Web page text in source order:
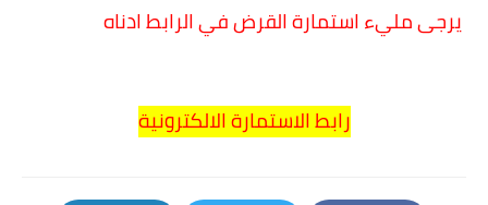
يرجى مليء استمارة القرض في الرابط ادناه
رابط الاستمارة الالكترونية